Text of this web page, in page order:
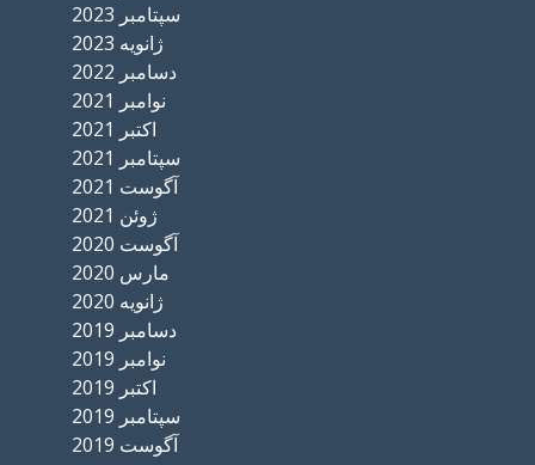
سپتامبر 2023
ژانویه 2023
دسامبر 2022
نوامبر 2021
اکتبر 2021
سپتامبر 2021
آگوست 2021
ژوئن 2021
آگوست 2020
مارس 2020
ژانویه 2020
دسامبر 2019
نوامبر 2019
اکتبر 2019
سپتامبر 2019
آگوست 2019